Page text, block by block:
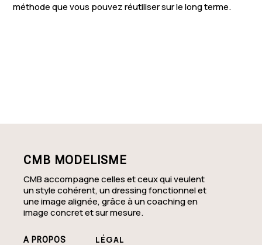
méthode que vous pouvez réutiliser sur le long terme.
CMB MODELISME
CMB accompagne celles et ceux qui veulent
un style cohérent, un dressing fonctionnel et
une image alignée, grâce à un coaching en
image concret et sur mesure.
A PROPOS LÉGAL